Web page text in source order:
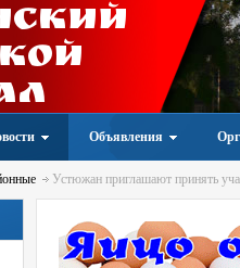
Объявления
Устюжан приглашают принять